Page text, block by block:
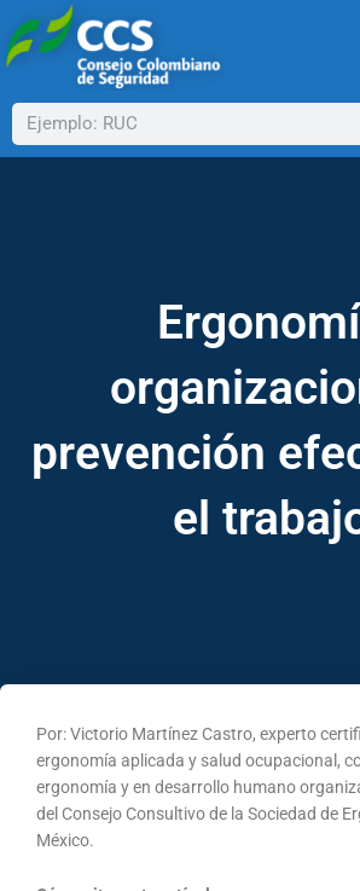
al
contenido
Buscar
prevención
el
Por: Victorio Martínez Castro, experto
ergonomía aplicada y salud ocupacional,
ergonomía y en desarrollo humano
del Consejo Consultivo de la Sociedad de
México.